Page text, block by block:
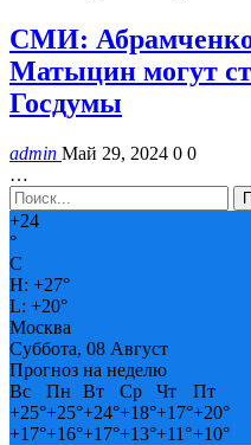
СМИ:
Матыцин могут
Госдумы
admin Май 29, 2024 0 0
…
+24
°
C
H: +27°
L: +20°
Москва
Суббота, 08 Август
Прогноз на неделю
Вс
Пн Вт Ср Чт
Пт
+25°+25°+24°+18°+17°+20°
+17°+16°+17°+13°+11°+10°